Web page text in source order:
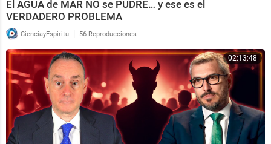
El AGUA de MAR NO se PUDRE… y ese es el
VERDADERO PROBLEMA
CienciayEspiritu | 56 Reproducciones
02:13:48